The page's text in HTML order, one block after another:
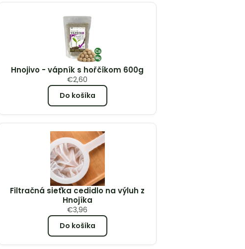
Hnojivo - vápník s hořčíkom 600g
€2,60
Do košíka
Filtračná sieťka cedidlo na výluh z
Hnojíka
€3,96
Do košíka